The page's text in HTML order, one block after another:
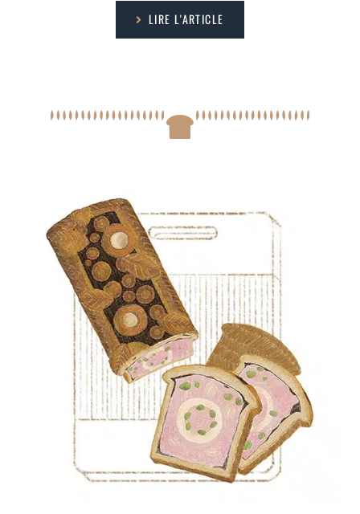
LIRE L'ARTICLE